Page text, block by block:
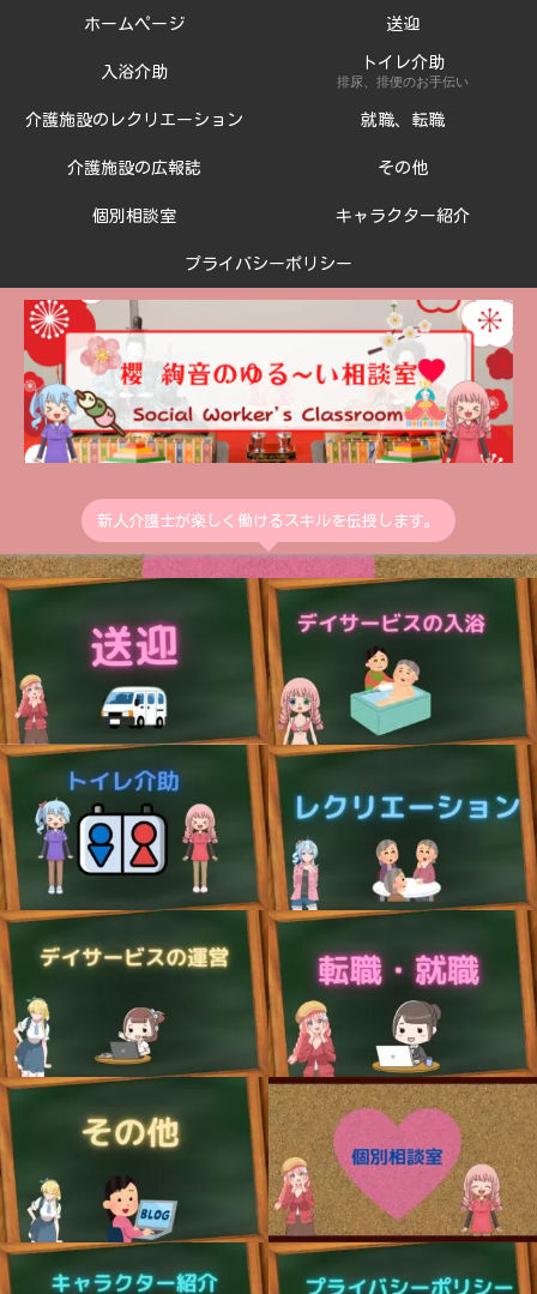
新人介護士が楽しく働けるスキルを伝授します。
ホームページ 送迎
入浴介助
トイレ介助
排尿、排便のお手伝い
介護施設のレクリエーション 就職、転職
介護施設の広報誌 その他
個別相談室 キャラクター紹介
プライバシーポリシー